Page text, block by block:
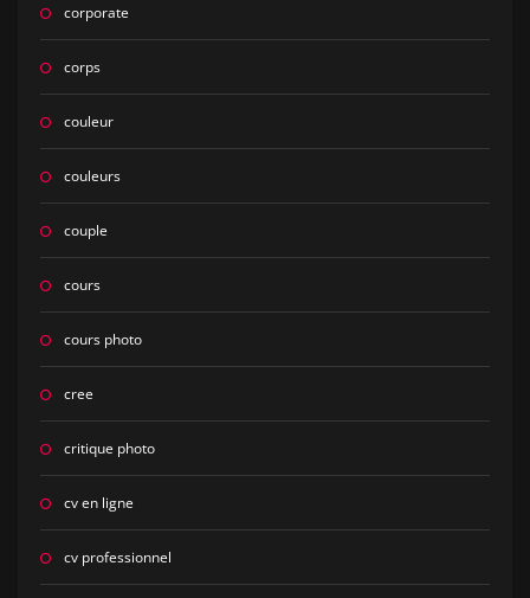
corporate
corps
couleur
couleurs
couple
cours
cours photo
cree
critique photo
cv en ligne
cv professionnel